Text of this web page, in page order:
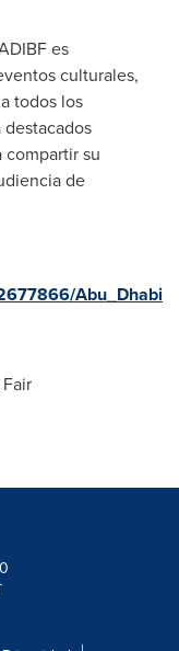
es
culturales,
todos los
compartir su
de
Abu_Dhabi